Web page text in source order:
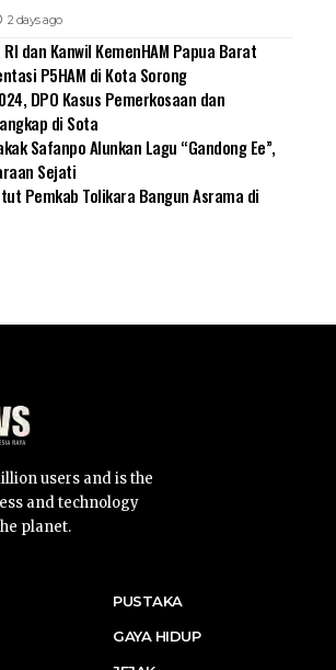
2 days ago
RI dan Kanwil KemenHAM Papua Barat
P5HAM di Kota Sorong
DPO Kasus Pemerkosaan dan
di Sota
Safanpo Alunkan Lagu “Gandong Ee”,
Sejati
Pemkab Tolikara Bangun Asrama di
users and is the
and technology
planet.
PUSTAKA
GAYA HIDUP